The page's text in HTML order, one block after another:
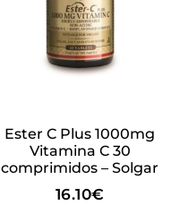
Ester C Plus 1000mg
Vitamina C 30
comprimidos – Solgar
16.10€